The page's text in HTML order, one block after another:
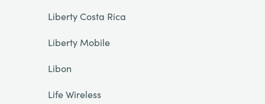
Liberty Costa Rica
Liberty Mobile
Libon
Life Wireless